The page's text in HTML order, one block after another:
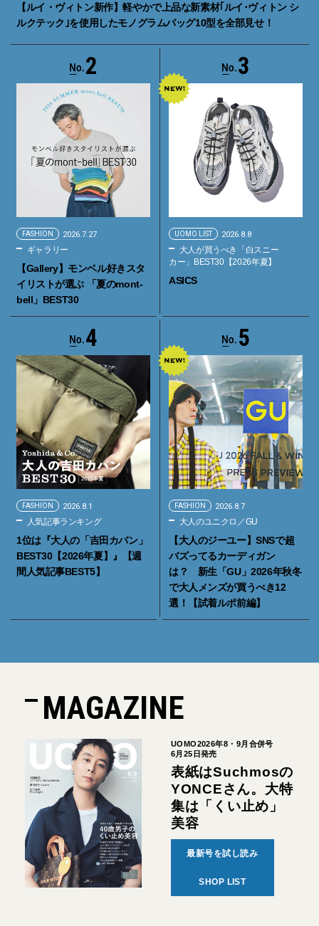
【ルイ・ヴィトン新作】軽やかで上品な新素材｢ルイ･ヴィトン シ
ルクテック｣を使用したモノグラムバッグ10型を全部見せ！
2
FASHION 2026.7.27
ギャラリー
【Gallery】モンベル好きスタ
イリストが選ぶ 「夏のmont-
bell」BEST30
3
UOMO LIST 2026.8.8
大人が買うべき「白スニー
カー」BEST30【2026年夏】
ASICS
4
FASHION 2026.8.1
人気記事ランキング
1位は『大人の「吉田カバン」
BEST30【2026年夏】』【週
間人気記事BEST5】
5
FASHION 2026.8.7
大人のユニクロ／GU
【大人のジーユー】SNSで超
バズってるカーディガン
は？ 新生「GU」2026年秋冬
で大人メンズが買うべき12
選！【試着ルポ前編】
MAGAZINE
UOMO2026年8・9月合併号
6月25日発売
表紙はSuchmosの
YONCEさん。大特
集は「くい止め」
美容
最新号を試し読み
SHOP LIST